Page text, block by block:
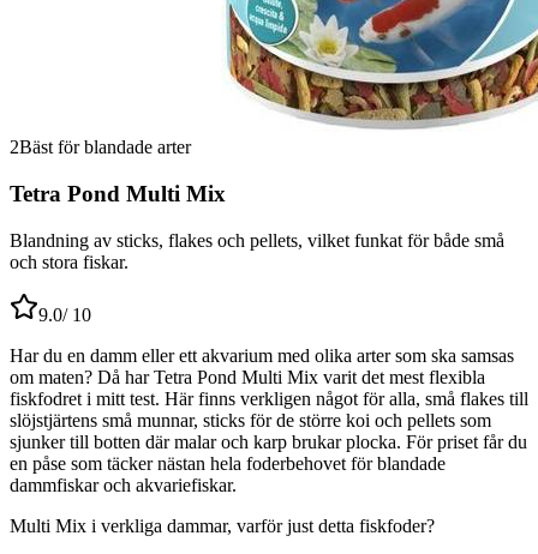
2Bäst för blandade arter
Tetra Pond Multi Mix
Blandning av sticks, flakes och pellets, vilket funkat för både små
och stora fiskar.
9.0/ 10
Har du en damm eller ett akvarium med olika arter som ska samsas
om maten? Då har Tetra Pond Multi Mix varit det mest flexibla
fiskfodret i mitt test. Här finns verkligen något för alla, små flakes till
slöjstjärtens små munnar, sticks för de större koi och pellets som
sjunker till botten där malar och karp brukar plocka. För priset får du
en påse som täcker nästan hela foderbehovet för blandade
dammfiskar och akvariefiskar.
Multi Mix i verkliga dammar, varför just detta fiskfoder?